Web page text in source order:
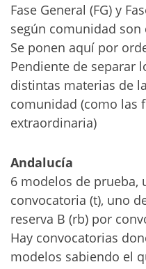
Fase General (FG) y
según comunidad
Se ponen aquí por
Pendiente de separar
distintas materias de
comunidad (como las
extraordinaria)
Andalucía
6 modelos de prueba,
convocatoria (t), uno
reserva B (rb) por
Hay convocatorias
modelos sabiendo el